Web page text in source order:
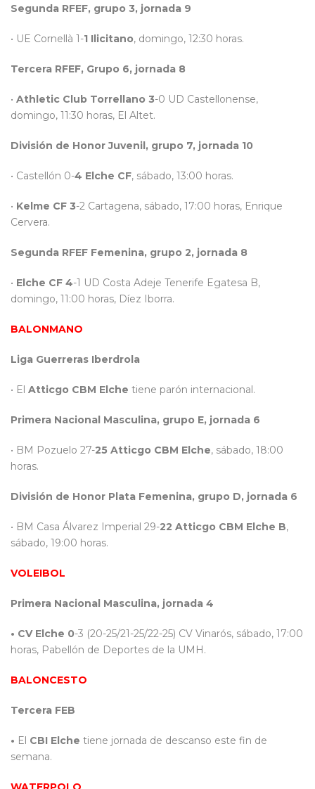
Segunda RFEF, grupo 3, jornada 9
• UE Cornellà 1-1 Ilicitano, domingo, 12:30 horas.
Tercera RFEF, Grupo 6, jornada 8
• Athletic Club Torrellano 3-0 UD Castellonense,
domingo, 11:30 horas, El Altet.
División de Honor Juvenil, grupo 7, jornada 10
• Castellón 0-4 Elche CF, sábado, 13:00 horas.
• Kelme CF 3-2 Cartagena, sábado, 17:00 horas, Enrique
Cervera.
Segunda RFEF Femenina, grupo 2, jornada 8
• Elche CF 4-1 UD Costa Adeje Tenerife Egatesa B,
domingo, 11:00 horas, Díez Iborra.
BALONMANO
Liga Guerreras Iberdrola
• El Atticgo CBM Elche tiene parón internacional.
Primera Nacional Masculina, grupo E, jornada 6
• BM Pozuelo 27-25 Atticgo CBM Elche, sábado, 18:00
horas.
División de Honor Plata Femenina, grupo D, jornada 6
• BM Casa Álvarez Imperial 29-22 Atticgo CBM Elche B,
sábado, 19:00 horas.
VOLEIBOL
Primera Nacional Masculina, jornada 4
• CV Elche 0-3 (20-25/21-25/22-25) CV Vinarós, sábado, 17:00
horas, Pabellón de Deportes de la UMH.
BALONCESTO
Tercera FEB
• El CBI Elche tiene jornada de descanso este fin de
semana.